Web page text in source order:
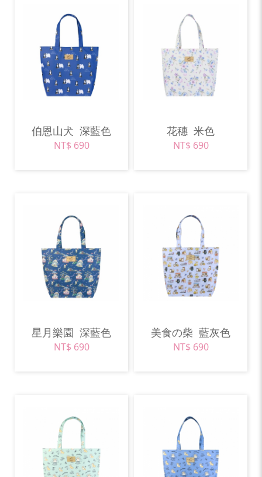
伯恩山犬 深藍色
NT$ 690
花穗 米色
NT$ 690
星月樂園 深藍色
NT$ 690
美食の柴 藍灰色
NT$ 690